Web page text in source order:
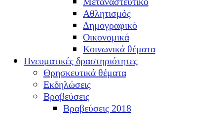
Αθλητισμός
Δημογραφικό
Οικονομικά
Κοινωνικά θέματα
Πνευματικές δραστηριότητες
Θρησκευτικά θέματα
Εκδηλώσεις
Βραβεύσεις
Βραβεύσεις 2018